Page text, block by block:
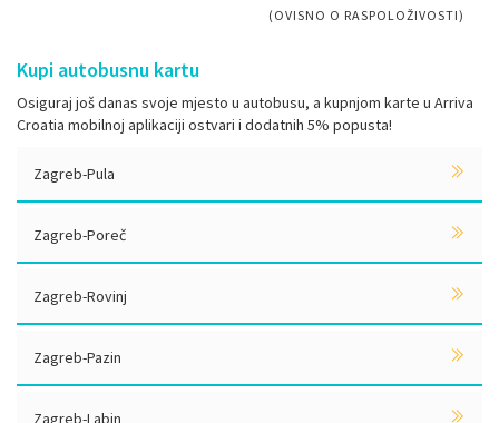
(OVISNO O RASPOLOŽIVOSTI)
Kupi autobusnu kartu
Osiguraj još danas svoje mjesto u autobusu, a kupnjom karte u Arriva
Croatia mobilnoj aplikaciji ostvari i dodatnih 5% popusta!
Zagreb-Pula
Zagreb-Poreč
Zagreb-Rovinj
Zagreb-Pazin